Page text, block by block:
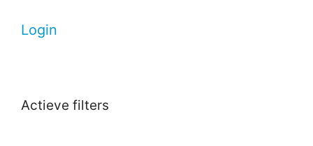
Login
Actieve filters